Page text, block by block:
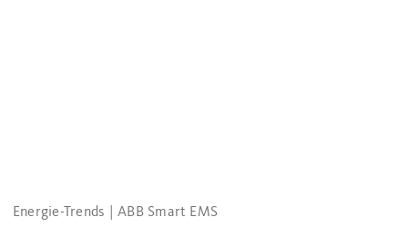
Energie-Trends | ABB Smart EMS